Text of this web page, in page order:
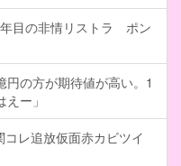
年目の非情リストラ ポン
の方が期待値が高い。1
ー」
レ追放仮面赤カビツイ